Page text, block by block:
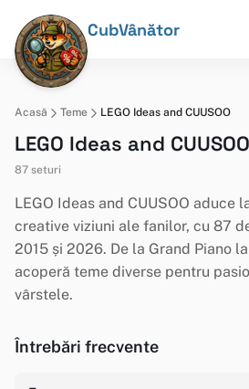
CubVânător
Acasă Teme LEGO Ideas and CUUSOO
LEGO Ideas and CUUSOO
87 seturi
LEGO Ideas and CUUSOO aduce
creative viziuni ale fanilor, cu 87
2015 și 2026. De la Grand Piano
acoperă teme diverse pentru
vârstele.
Întrebări frecvente